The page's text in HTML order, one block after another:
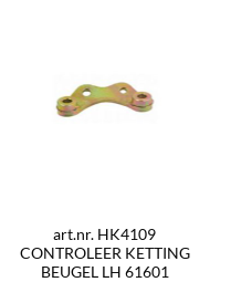
art.nr. HK4109
CONTROLEER KETTING
BEUGEL LH 61601